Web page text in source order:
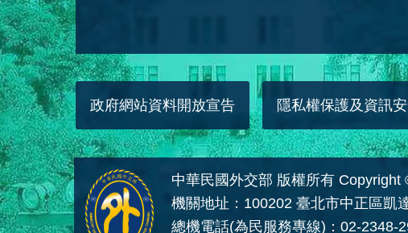
政府網站資料開放宣告 隱私權保護及資訊
中華民國外交部 版權所有
機關地址：100202 臺北市中正區凱
總機電話(為民服務專線)：02-2348-